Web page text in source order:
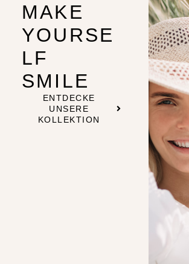
MAKE
YOURSE
LF
SMILE
ENTDECKE
UNSERE
KOLLEKTION